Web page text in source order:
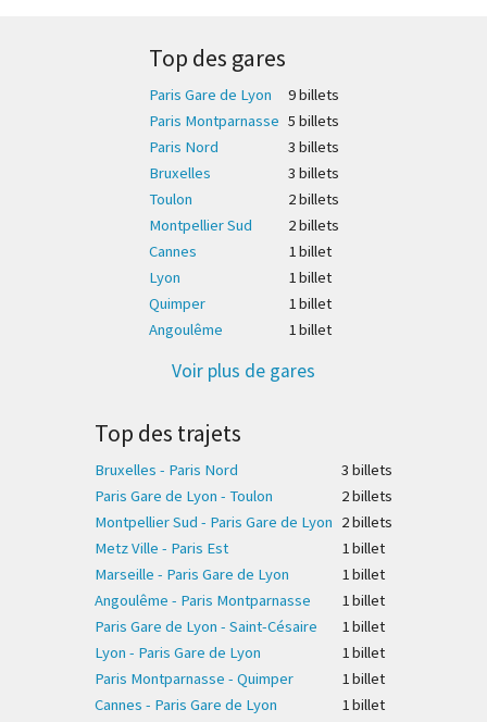
Top des gares
Paris Gare de Lyon 9 billets
Paris Montparnasse 5 billets
Paris Nord
3 billets
Bruxelles
3 billets
Toulon
2 billets
Montpellier Sud
2 billets
Cannes
1 billet
Lyon
1 billet
Quimper
1 billet
Angoulême
1 billet
Voir plus de gares
Top des trajets
Bruxelles - Paris Nord 3 billets
Paris Gare de Lyon - Toulon
2 billets
Montpellier Sud - Paris Gare de Lyon 2 billets
Metz Ville - Paris Est
1 billet
Marseille - Paris Gare de Lyon
1 billet
Angoulême - Paris Montparnasse
1 billet
Paris Gare de Lyon - Saint-Césaire
1 billet
Lyon - Paris Gare de Lyon
1 billet
Paris Montparnasse - Quimper
1 billet
Cannes - Paris Gare de Lyon
1 billet